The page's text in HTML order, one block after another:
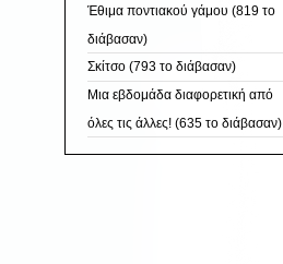
Έθιμα ποντιακού γάμου (819 το
διάβασαν)
Σκίτσο (793 το διάβασαν)
Μια εβδομάδα διαφορετική από
όλες τις άλλες! (635 το διάβασαν)